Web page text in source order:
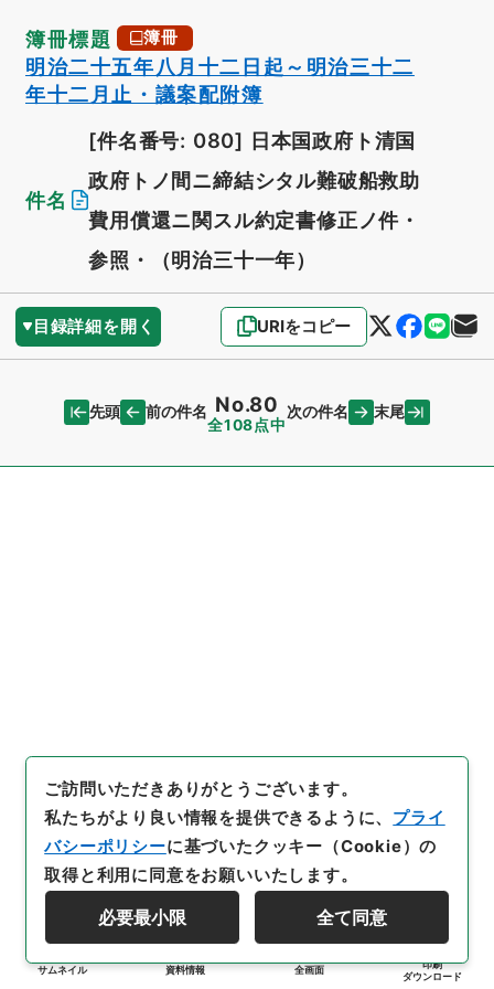
簿冊標題 簿冊
明治二十五年八月十二日起～明治三十二
年十二月止・議案配附簿
件名
[件名番号: 080] 日本国政府ト清国
政府トノ間ニ締結シタル難破船救助
費用償還ニ関スル約定書修正ノ件・
参照・（明治三十一年）
目録詳細を開く URIをコピー
先頭 前の件名 No.80
全108点中
次の件名 末尾
サムネイル 資料情報 全画面
印刷
ダウンロード
ご訪問いただきありがとうございます。
私たちがより良い情報を提供できるように、 プライ
バシーポリシーに基づいたクッキー（Cookie）の
取得と利用に同意をお願いいたします。
必要最小限 全て同意